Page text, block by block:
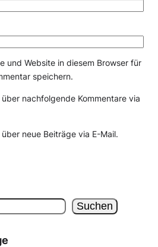
und Website in diesem Browser für
speichern.
nachfolgende Kommentare via
neue Beiträge via E-Mail.
Suchen